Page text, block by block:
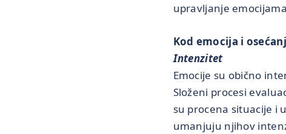
upravljanje
Kod emocija i
Intenzitet
Emocije su obično
Složeni procesi
su procena situacije i
umanjuju njihov